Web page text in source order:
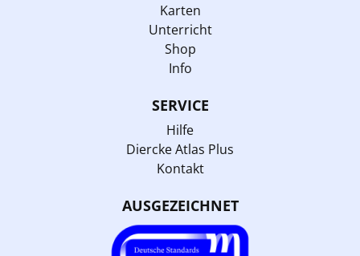
Karten
Unterricht
Shop
Info
SERVICE
Hilfe
Diercke Atlas Plus
Kontakt
AUSGEZEICHNET